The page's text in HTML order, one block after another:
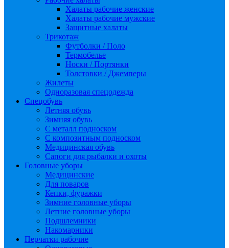
Халаты рабочие женские
Халаты рабочие мужские
Защитные халаты
Трикотаж
Футболки / Поло
Термобелье
Носки / Портянки
Толстовки / Джемперы
Жилеты
Одноразовая спецодежда
Спецобувь
Летняя обувь
Зимняя обувь
С металл подноском
С композитным подноском
Медицинская обувь
Сапоги для рыбалки и охоты
Головные уборы
Медицинские
Для поваров
Кепки, фуражки
Зимние головные уборы
Летние головные уборы
Подшлемники
Накомарники
Перчатки рабочие